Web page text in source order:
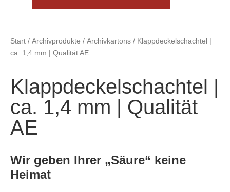
Start / Archivprodukte / Archivkartons / Klappdeckelschachtel |
ca. 1,4 mm | Qualität AE
Klappdeckelschachtel |
ca. 1,4 mm | Qualität
AE
Wir geben Ihrer „Säure“ keine
Heimat